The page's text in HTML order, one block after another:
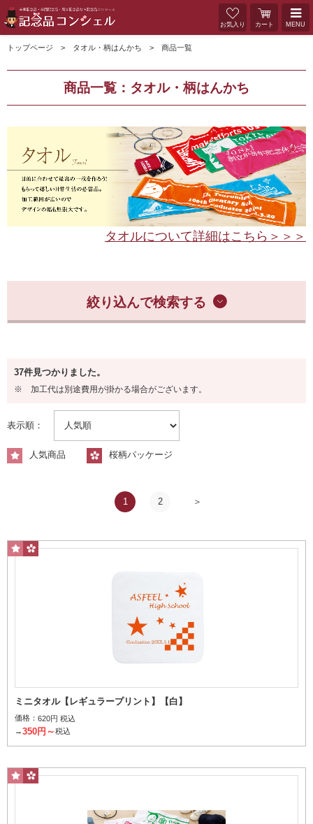
お気入り カート MENU
トップページ タオル・柄はんかち 商品一覧
商品一覧：タオル・柄はんかち
タオルについて詳細はこちら＞＞＞
絞り込んで検索する
マフラータオル
スポーツ観戦に最適
日常生活でよく使う定番サイズ
37件見つかりました。
※ 加工代は別途費用が掛かる場合がございます。
表示順：
人気商品 桜柄パッケージ
1 2
ミニタオル【レギュラープリント】【白】
価格： 620円 税込
→350円～税込